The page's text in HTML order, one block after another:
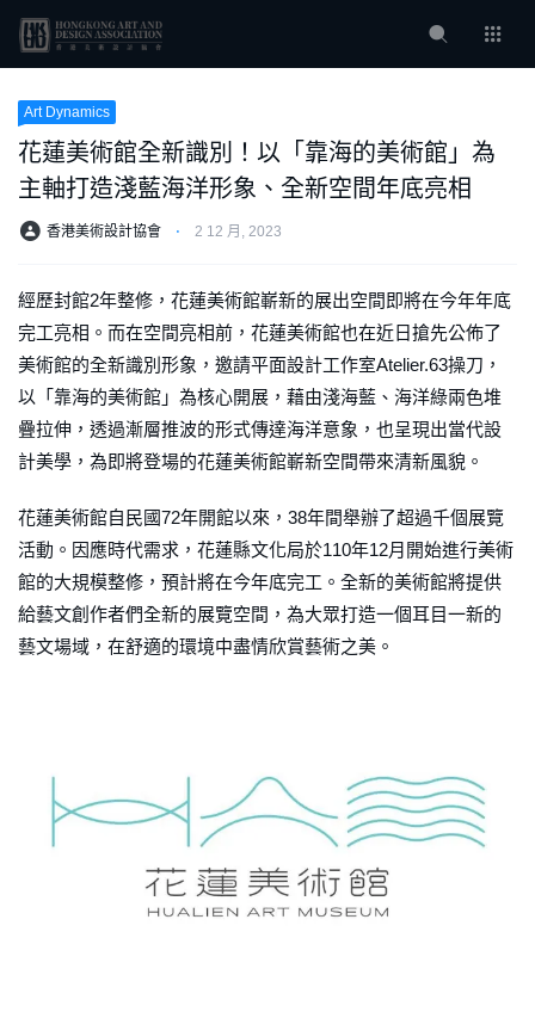
Art Dynamics
花蓮美術館全新識別！以「靠海的美術館」為
主軸打造淺藍海洋形象、全新空間年底亮相
香港美術設計協會 ⋅ 2 12 月, 2023
經歷封館2年整修，花蓮美術館嶄新的展出空間即將在今年年底
完工亮相。而在空間亮相前，花蓮美術館也在近日搶先公佈了
美術館的全新識別形象，邀請平面設計工作室Atelier.63操刀，
以「靠海的美術館」為核心開展，藉由淺海藍、海洋綠兩色堆
疊拉伸，透過漸層推波的形式傳達海洋意象，也呈現出當代設
計美學，為即將登場的花蓮美術館嶄新空間帶來清新風貌。
花蓮美術館自民國72年開館以來，38年間舉辦了超過千個展覽
活動。因應時代需求，花蓮縣文化局於110年12月開始進行美術
館的大規模整修，預計將在今年底完工。全新的美術館將提供
給藝文創作者們全新的展覽空間，為大眾打造一個耳目一新的
藝文場域，在舒適的環境中盡情欣賞藝術之美。